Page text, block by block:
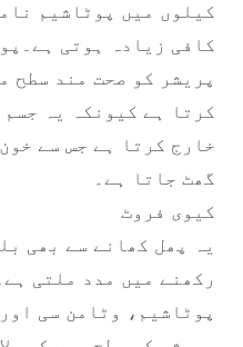
کیلوں میں پوٹاشیم
کافی زیادہ ہوتی
پریشر کو صحت مند سطح
کرتا ہے کیونکہ یہ
خارج کرتا ہے جس سے
گھٹ جاتا ہے۔
کیوی فروٹ
یہ پھل کھانے سے بھی
رکھنے میں مدد ملتی
پوٹاشیم، وٹامن سی